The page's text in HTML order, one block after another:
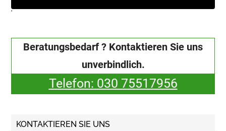
'
Beratungsbedarf ? Kontaktieren Sie uns
unverbindlich.
Telefon: 030 75517956
KONTAKTIEREN SIE UNS